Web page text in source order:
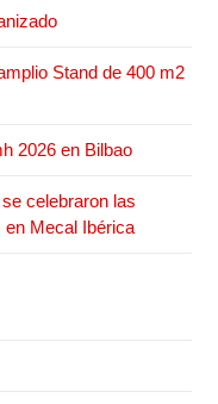
Stand de 400 m2
2026 en Bilbao
celebraron las
en Mecal Ibérica